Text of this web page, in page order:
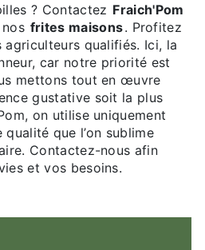
? Contactez Fraich'Pom
frites maisons. Profitez
agriculteurs qualifiés. Ici, la
car notre priorité est
mettons tout en œuvre
gustative soit la plus
on utilise uniquement
qualité que l’on sublime
Contactez-nous afin
et vos besoins.